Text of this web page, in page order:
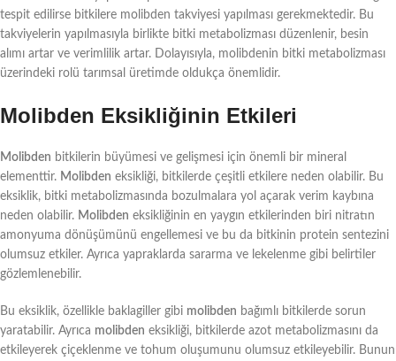
tespit edilirse bitkilere molibden takviyesi yapılması gerekmektedir. Bu
takviyelerin yapılmasıyla birlikte bitki metabolizması düzenlenir, besin
alımı artar ve verimlilik artar. Dolayısıyla, molibdenin bitki metabolizması
üzerindeki rolü tarımsal üretimde oldukça önemlidir.
Molibden Eksikliğinin Etkileri
Molibden bitkilerin büyümesi ve gelişmesi için önemli bir mineral
elementtir. Molibden eksikliği, bitkilerde çeşitli etkilere neden olabilir. Bu
eksiklik, bitki metabolizmasında bozulmalara yol açarak verim kaybına
neden olabilir. Molibden eksikliğinin en yaygın etkilerinden biri nitratın
amonyuma dönüşümünü engellemesi ve bu da bitkinin protein sentezini
olumsuz etkiler. Ayrıca yapraklarda sararma ve lekelenme gibi belirtiler
gözlemlenebilir.
Bu eksiklik, özellikle baklagiller gibi molibden bağımlı bitkilerde sorun
yaratabilir. Ayrıca molibden eksikliği, bitkilerde azot metabolizmasını da
etkileyerek çiçeklenme ve tohum oluşumunu olumsuz etkileyebilir. Bunun